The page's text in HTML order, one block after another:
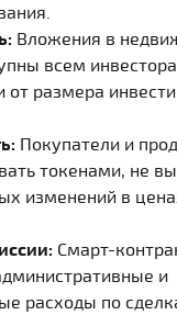
Вложения в
всем
от размера
Покупатели и
токенами, не
изменений в
Смарт-
и
расходы по